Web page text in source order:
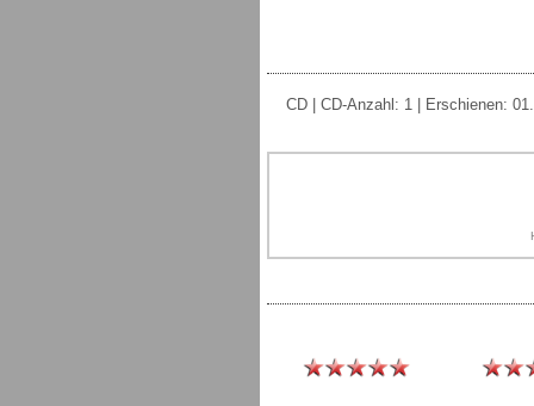
CD | CD-Anzahl: 1 | Erschienen: